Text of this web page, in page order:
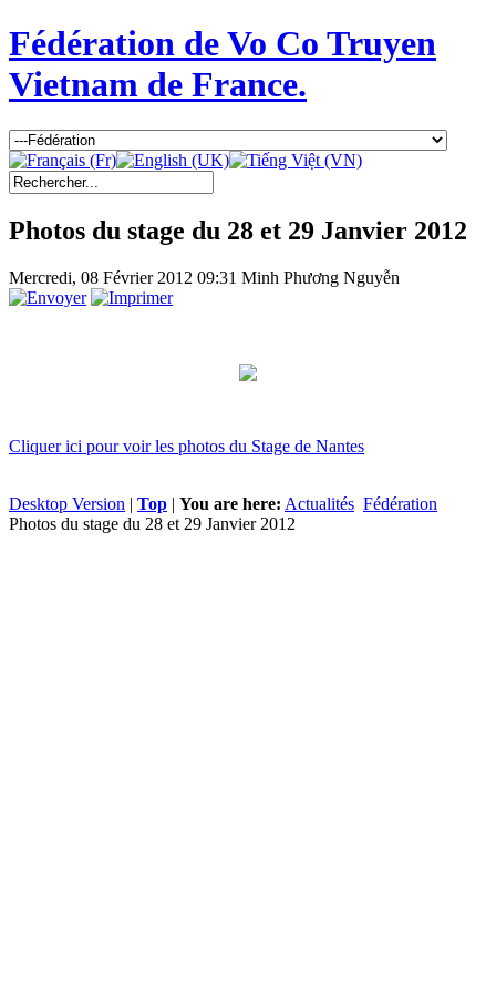
Fédération de Vo Co Truyen
Vietnam de France.
Photos du stage du 28 et 29 Janvier 2012
Mercredi, 08 Février 2012 09:31 Minh Phương Nguyễn
Cliquer ici pour voir les photos du Stage de Nantes
Desktop Version | Top | You are here: Actualités Fédération
Photos du stage du 28 et 29 Janvier 2012